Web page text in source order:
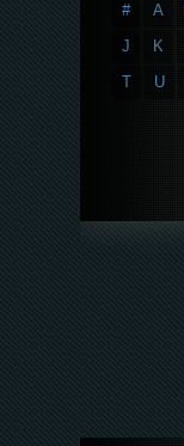
# A
J
K
T
U